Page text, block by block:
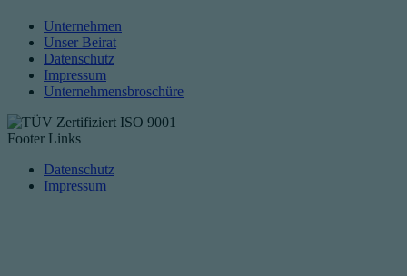
Unternehmen
Unser Beirat
Datenschutz
Impressum
Unternehmensbroschüre
Footer Links
Datenschutz
Impressum